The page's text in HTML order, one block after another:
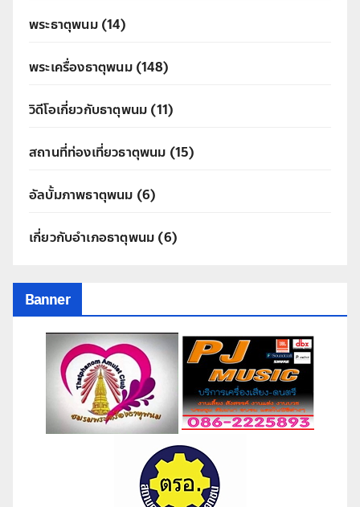
พระธาตุพนม(14)
พระเครื่องธาตุพนม(148)
วิดีโอเกี่ยวกับธาตุพนม (11)
สถานที่ท่องเที่ยวธาตุพนม (15)
อัลบั้มภาพธาตุพนม (6)
เกี่ยวกับอำเภอธาตุพนม (6)
Banner